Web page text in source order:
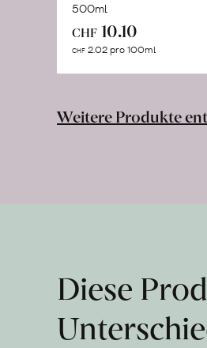
500ml
CHF 10.10
CHF 2.02 pro 100ml
Weitere Produkte
Diese